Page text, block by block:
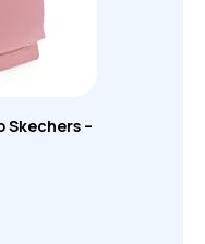
Skechers –